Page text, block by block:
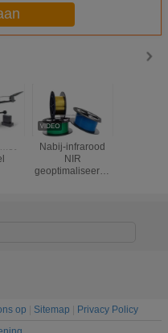
Nabij-infrarood
NIR
geoptimaliseerde
op Sitemap
Privacy Policy